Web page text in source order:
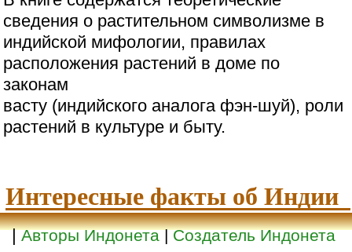
сведения о растительном символизме в
индийской мифологии, правилах
расположения растений в доме по
законам
васту (индийского аналога фэн-шуй), роли
растений в культуре и быту.
Интересные факты об Индии
|Авторы Индонета|Создатель Индонета